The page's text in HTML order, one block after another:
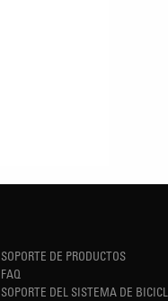
SOPORTE DE PRODUCTOS
FAQ
SOPORTE DEL SISTEMA DE